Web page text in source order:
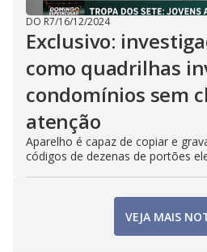
DO R7/16/12/2024
Exclusivo:
como quadrilhas
condomínios sem
atenção
Aparelho é capaz de copiar e
códigos de dezenas de portões
VEJA MAIS